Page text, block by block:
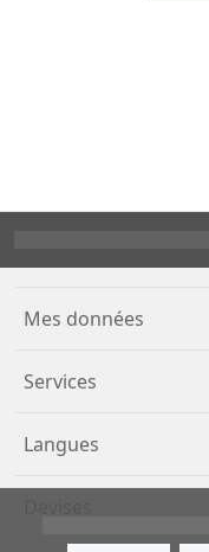
Mes données
Services
Langues